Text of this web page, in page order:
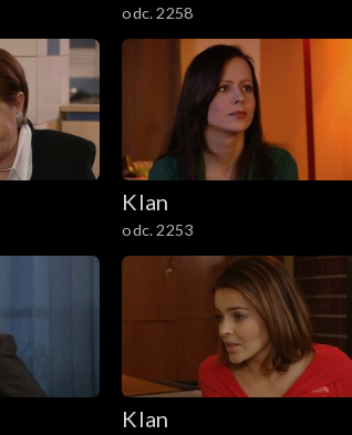
odc. 2258
Klan
odc. 2253
Klan